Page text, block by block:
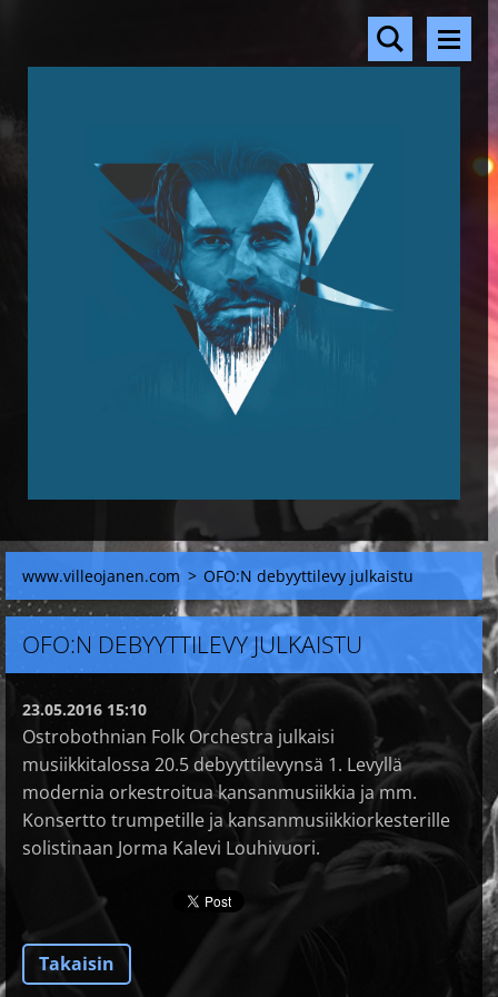
www.villeojanen.com > OFO:N debyyttilevy julkaistu
OFO:N DEBYYTTILEVY JULKAISTU
23.05.2016 15:10
Ostrobothnian Folk Orchestra julkaisi
musiikkitalossa 20.5 debyyttilevynsä 1. Levyllä
modernia orkestroitua kansanmusiikkia ja mm.
Konsertto trumpetille ja kansanmusiikkiorkesterille
solistinaan Jorma Kalevi Louhivuori.
Takaisin